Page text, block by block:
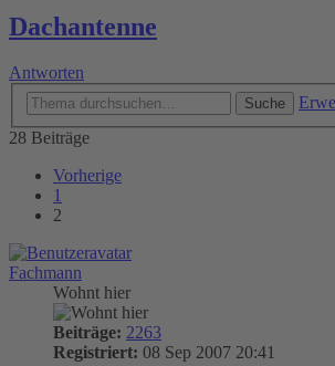
Dachantenne
Antworten
Suche
28 Beiträge
Vorherige
1
2
Fachmann
Wohnt hier
Beiträge: 2263
Registriert: 08 Sep 2007 20:41